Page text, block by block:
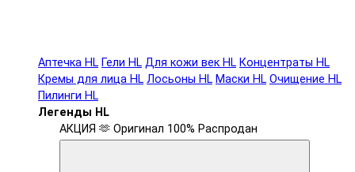
Аптечка HL Гели HL Для кожи век HL Концентраты HL
Кремы для лица HL Лосьоны HL Маски HL Очищение HL
Пилинги HL
Легенды HL
АКЦИЯ 🫶 Оригинал 100% Распродан